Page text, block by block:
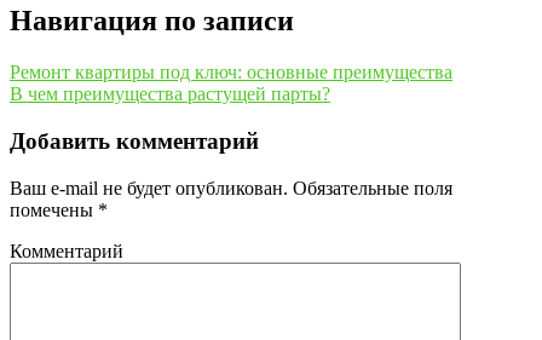
Навигация по записи
Ремонт квартиры под ключ: основные преимущества
В чем преимущества растущей парты?
Добавить комментарий
Ваш e-mail не будет опубликован. Обязательные поля
помечены *
Комментарий